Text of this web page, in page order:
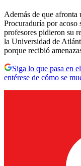
Además de que afronta
Procuraduría por acoso
profesores pidieron su
la Universidad de
porque recibió
Siga lo que pasa en
entérese de cómo se